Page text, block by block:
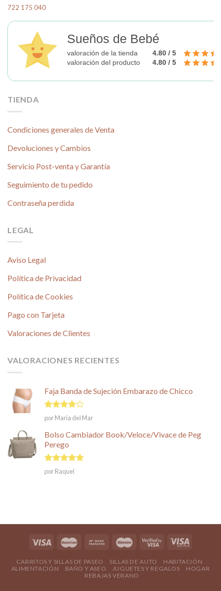
722 175 040
Sueños de Bebé
valoración de la tienda
4.80 / 5
valoración del producto
4.80 / 5
TIENDA
Condiciones generales de Venta
Devoluciones y Cambios
Servicio Post-venta y Garantía
Seguimiento de tu pedido
Contraseña perdida
LEGAL
Aviso Legal
Política de Privacidad
Política de Cookies
Pago con Tarjeta
Valoraciones de Clientes
VALORACIONES RECIENTES
Faja Banda de Sujeción Embarazo de Chicco
Valorado
en
5
por María del Mar
Bolso Cambiador Book/Veloce/Vivace de Peg
Perego
Valorado en
5
de 5
por Raquel
CARRITOS Y SILLAS DE PASEO SILLAS DE AUTO
HABITACIÓN
ALIMENTACIÓN
BAÑO Y ASEO JUGUETES Y REGALOS
HOGAR
REBAJAS VERANO